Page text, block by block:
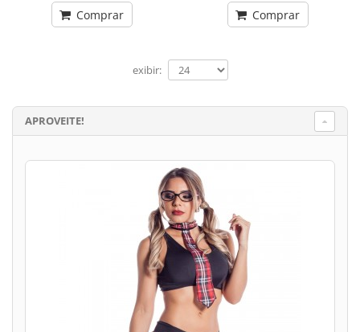
Comprar Comprar
exibir:
APROVEITE!